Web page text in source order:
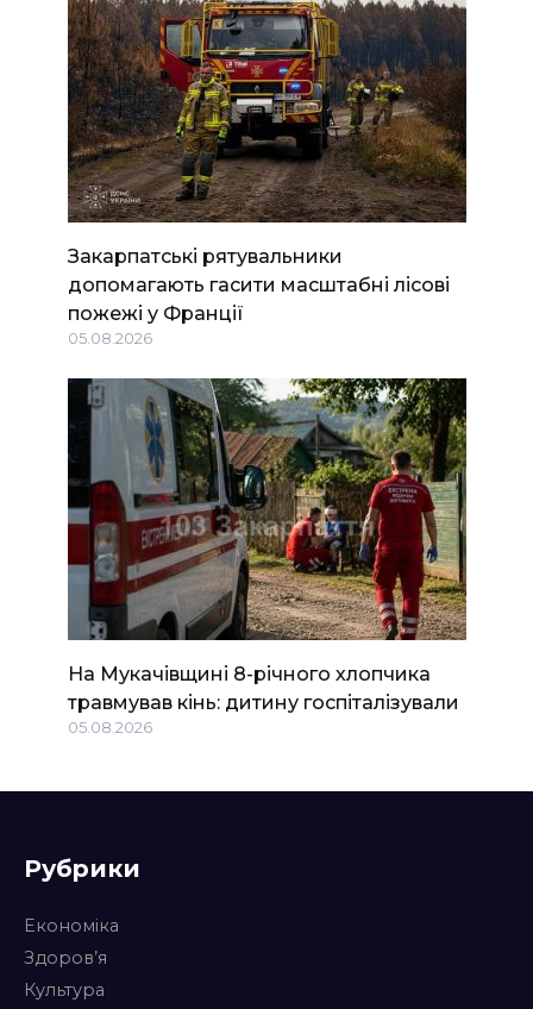
Закарпатські рятувальники
допомагають гасити масштабні лісові
пожежі у Франції
05.08.2026
На Мукачівщині 8-річного хлопчика
травмував кінь: дитину госпіталізували
05.08.2026
Рубрики
Економіка
Здоров’я
Культура